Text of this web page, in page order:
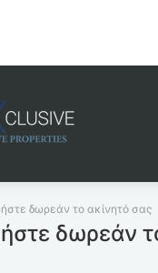
δωρεάν το ακίνητό σας
δωρεάν